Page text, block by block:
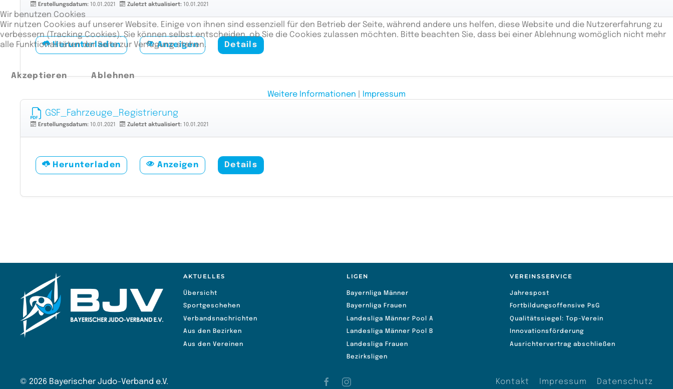
Erstellungsdatum: 10.01.2021 Zuletzt aktualisiert: 10.01.2021
Herunterladen Anzeigen Details
GSF_Fahrzeuge_Registrierung
Erstellungsdatum: 10.01.2021 Zuletzt aktualisiert: 10.01.2021
Herunterladen Anzeigen Details
AKTUELLES
Übersicht
Sportgeschehen
Verbandsnachrichten
Aus den Bezirken
Aus den Vereinen
LIGEN
Bayernliga Männer
Bayernliga Frauen
Landesliga Männer Pool A
Landesliga Männer Pool B
Landesliga Frauen
Bezirksligen
VEREINSSERVICE
Jahrespost
Fortbildungsoffensive PsG
Qualitätssiegel: Top-Verein
Innovationsförderung
Ausrichtervertrag abschließen
© 2026 Bayerischer Judo-Verband e.V. Kontakt Impressum Datenschutz
Wir benutzen Cookies
Wir nutzen Cookies auf unserer Website. Einige von ihnen sind essenziell für den Betrieb der Seite, während andere uns helfen, diese Website und die Nutzererfahrung zu
verbessern (Tracking Cookies). Sie können selbst entscheiden, ob Sie die Cookies zulassen möchten. Bitte beachten Sie, dass bei einer Ablehnung womöglich nicht mehr
alle Funktionalitäten der Seite zur Verfügung stehen.
Akzeptieren Ablehnen
Weitere Informationen Impressum